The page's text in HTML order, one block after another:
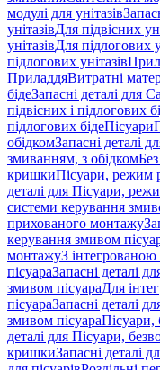
модулі для унітазів
унітазівДля підвісних
унітазівДля підлогових
підлогових унітазів
ПриладдяВитратні
бідеЗапасні деталі для
підвісних і підлогових
підлогових бідеПісуари
обідкомЗапасні деталі
змиванням, з обідком
кришкиПісуари, режим
деталі для Пісуари,
системи керування
прихованого монтажу
керування змивом
монтажуЗ
пісуараЗапасні деталі
змивом пісуараДля
пісуараЗапасні деталі
змивом пісуараПісуари,
деталі для Пісуари,
кришкиЗапасні деталі